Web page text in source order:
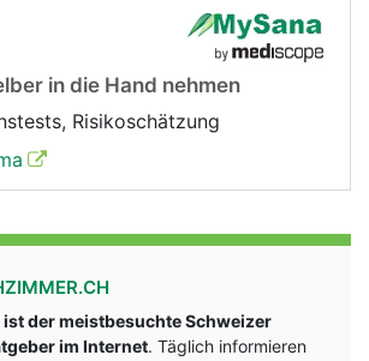
in die Hand nehmen
Risikoschätzung
der meistbesuchte Schweizer
im Internet. Täglich informieren